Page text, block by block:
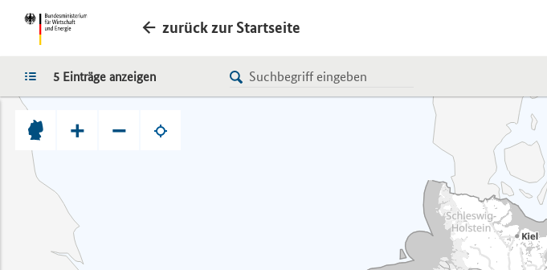
zurück zur Startseite
LISTE
5 Einträge anzeigen
+ −